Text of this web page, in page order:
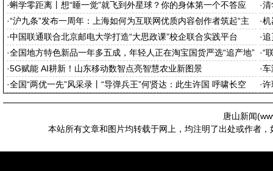
·蝌学零距离丨想“睡一觉”就飞到外星球？你的身体第一个不答应 ·清
·“沪九条”发布一周年：上海如何为互联网优质内容创作者筑起“主
场”
·机
·中国联通联合北京邮电大学打造“大思政课”校企联合实践平台 ·追
·全国地方特色新品一年多五成，年轻人正在淘宝国货严选“追产地” ·“
·5G赋能 AI耕新！山东移动数智点亮智慧农业新图景 ·车
·全国“两优一先”风采录丨“导弹兵王”何贤达：此生许国 呼啸长空 ·许
唐山新闻(
本站所有文章和图片均转载于网上，均注明了出处或作者